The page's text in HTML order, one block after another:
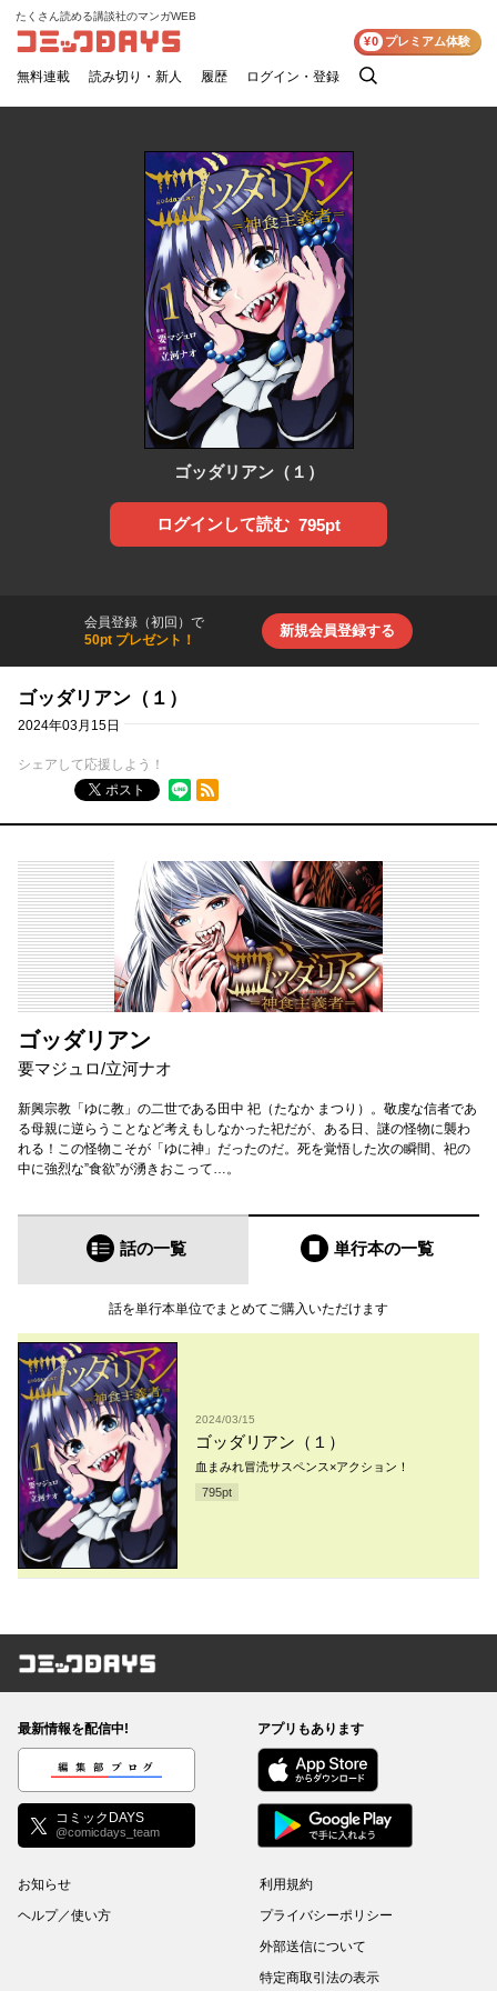
コミックDAYS
たくさん読める講談社のマンガWEB
無料連載 読み切り・新人 履歴 ログイン・登録
検
¥0 プレミアム体験
ゴッダリアン（１）
ログインして読む 795pt
会員登録（初回）で
50pt プレゼント！
新規会員登録する
ゴッダリアン（１）
2024年03月15日
シェアして応援しよう！
ポスト
RSSフィード
ゴッダリアン
要マジュロ/立河ナオ
新興宗教「ゆに教」の二世である田中 祀（たなか まつり）。敬虔な信者であ
る母親に逆らうことなど考えもしなかった祀だが、ある日、謎の怪物に襲わ
れる！この怪物こそが「ゆに神」だったのだ。死を覚悟した次の瞬間、祀の
中に強烈な”食欲”が湧きおこって…。
話の一覧 単行本の一覧
話を単行本単位でまとめてご購入いただけます
2024/03/15
ゴッダリアン（１）
血まみれ冒涜サスペンス×アクション！
795pt
コミックDAYS
最新情報を配信中!
編集部ブログ
コミックDAYS
@comicdays_team
アプリもあります
お知らせ
ヘルプ／使い方
利用規約
プライバシーポリシー
外部送信について
特定商取引法の表示